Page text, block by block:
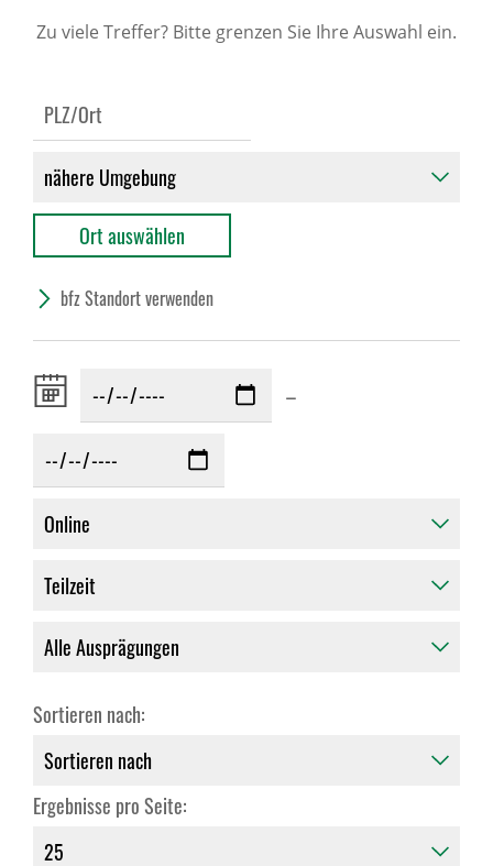
Zu viele Treffer? Bitte grenzen Sie Ihre Auswahl ein.
bfz Standort verwenden
Zeitraum
von:
–
Sortieren nach:
Ergebnisse pro Seite: